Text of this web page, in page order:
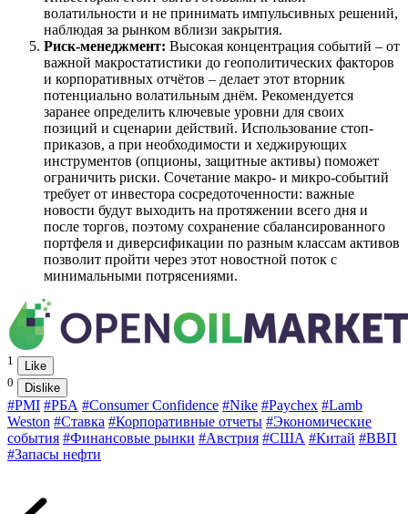
волатильности и не принимать импульсивных решений,
наблюдая за рынком вблизи закрытия.
Риск-менеджмент: Высокая концентрация событий – от
важной макростатистики до геополитических факторов
и корпоративных отчётов – делает этот вторник
потенциально волатильным днём. Рекомендуется
заранее определить ключевые уровни для своих
позиций и сценарии действий. Использование стоп-
приказов, а при необходимости и хеджирующих
инструментов (опционы, защитные активы) поможет
ограничить риски. Сочетание макро- и микро-событий
требует от инвестора сосредоточенности: важные
новости будут выходить на протяжении всего дня и
после торгов, поэтому сохранение сбалансированного
портфеля и диверсификации по разным классам активов
позволит пройти через этот новостной поток с
минимальными потрясениями.
1
Like
0
Dislike
#PMI #РБА #Consumer Confidence #Nike #Paychex #Lamb
Weston #Ставка #Корпоративные отчеты #Экономические
события #Финансовые рынки #Австрия #США #Китай #ВВП
#Запасы нефти